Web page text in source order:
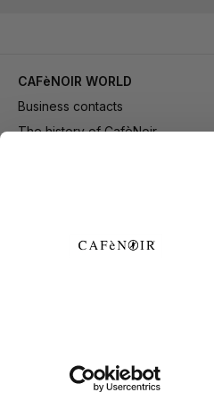
CAFèNOIR WORLD
Business contacts
The history of CafèNoir